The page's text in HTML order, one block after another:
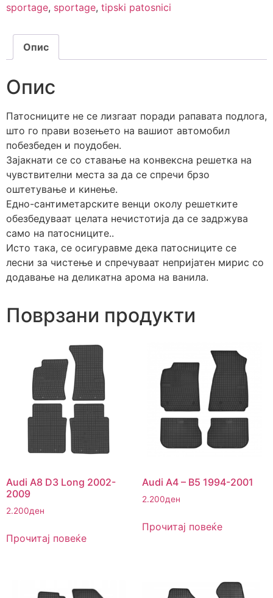
sportage, sportage, tipski patosnici
Опис
Опис
Патосниците не се лизгаат поради рапавата подлога,
што го прави возењето на вашиот автомобил
побезбеден и поудобен.
Зајакнати се со ставање на конвексна решетка на
чувствителни места за да се спречи брзо
оштетување и кинење.
Едно-сантиметарските венци околу решетките
обезбедуваат целата нечистотија да се задржува
само на патосниците..
Исто така, се осигуравме дека патосниците се
лесни за чистење и спречуваат непријатен мирис со
додавање на деликатна арома на ванила.
Поврзани продукти
Audi A8 D3 Long 2002-
2009
2.200ден
Прочитај повеќе
Audi A4 – B5 1994-2001
2.200ден
Прочитај повеќе